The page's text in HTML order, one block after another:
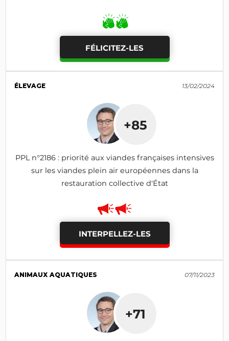
FÉLICITEZ-LES
ÉLEVAGE 13/02/2024
+85
PPL n°2186 : priorité aux viandes françaises intensives
sur les viandes plein air européennes dans la
restauration collective d'État
INTERPELLEZ-LES
ANIMAUX AQUATIQUES 07/11/2023
+71